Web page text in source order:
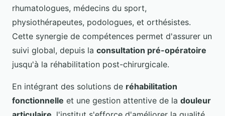
rhumatologues, médecins du sport,
physiothérapeutes, podologues, et orthésistes.
Cette synergie de compétences permet d'assurer un
suivi global, depuis la consultation pré-opératoire
jusqu'à la réhabilitation post-chirurgicale.
En intégrant des solutions de réhabilitation
fonctionnelle et une gestion attentive de la douleur